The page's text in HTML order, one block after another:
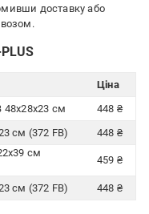
доставку або
Ціна
48х28x23 см
448 ₴
см (372 FB)
448 ₴
см
459 ₴
см (372 FB) 448 ₴